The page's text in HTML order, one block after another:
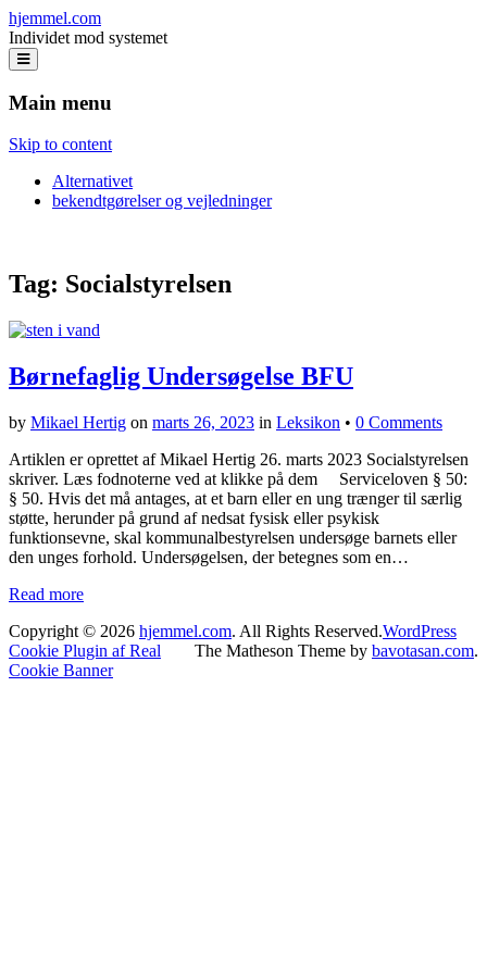
hjemmel.com
Individet mod systemet
Main menu
Skip to content
Alternativet
bekendtgørelser og vejledninger
Tag: Socialstyrelsen
Børnefaglig Undersøgelse BFU
by Mikael Hertig on marts 26, 2023 in Leksikon • 0 Comments
Artiklen er oprettet af Mikael Hertig 26. marts 2023 Socialstyrelsen
skriver. Læs fodnoterne ved at klikke på dem Serviceloven § 50:
§ 50. Hvis det må antages, at et barn eller en ung trænger til særlig
støtte, herunder på grund af nedsat fysisk eller psykisk
funktionsevne, skal kommunalbestyrelsen undersøge barnets eller
den unges forhold. Undersøgelsen, der betegnes som en…
Read more
Copyright © 2026 hjemmel.com. All Rights Reserved.
The Matheson Theme by bavotasan.com.
WordPress
Cookie Plugin af Real
Cookie Banner